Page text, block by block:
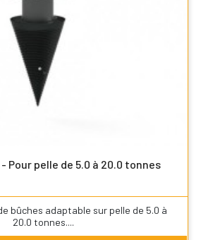
Pour pelle de 5.0 à 20.0 tonnes
bûches adaptable sur pelle de 5.0 à
20.0 tonnes....